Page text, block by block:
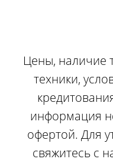
Цены, наличие
техники,
информация
офертой. Для
свяжитесь с